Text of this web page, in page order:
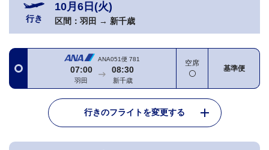
行き
10月6日(火)
区間： 羽田 → 新千歳
ANA051便 781
07:00
羽田
08:30
新千歳
空席
基準便
行きのフライトを変更する